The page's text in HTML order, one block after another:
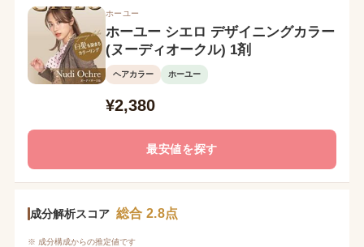
ホーユー
ホーユー シエロ デザイニングカラー
(ヌーディオークル) 1剤
ヘアカラー ホーユー
¥2,380
最安値を探す
成分解析スコア 総合 2.8点
※ 成分構成からの推定値です